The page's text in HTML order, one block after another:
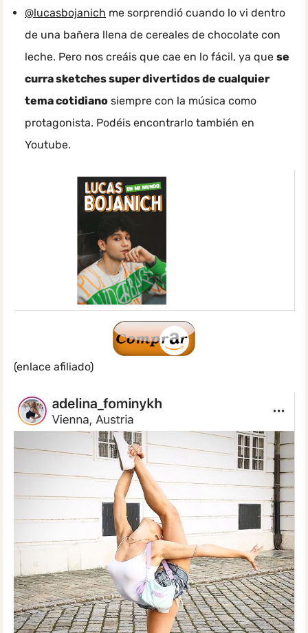
@lucasbojanich me sorprendió cuando lo vi dentro
de una bañera llena de cereales de chocolate con
leche. Pero nos creáis que cae en lo fácil, ya que se
curra sketches super divertidos de cualquier
tema cotidiano siempre con la música como
protagonista. Podéis encontrarlo también en
Youtube.
(enlace afiliado)